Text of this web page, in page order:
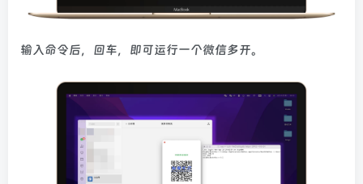
输入命令后，回车，即可运行一个微信多开。